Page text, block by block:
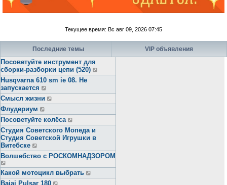
Текущее время: Вс авг 09, 2026 07:45
Последние темы
Посоветуйте инструмент для
сборки-разборки цепи (520)
Husqvarna 610 sm ie 08. Не
запускается
Смысл жизни
Флудериум
Посоветуйте колёса
Студия Советского Мопеда и
Студия Советской Игрушки в
Витебске
Волшебство с РОСКОМНАДЗОРОМ
Какой мотоцикл выбрать
Bajaj Pulsar 180
VIP объявления